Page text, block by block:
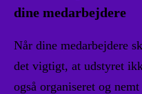
dine medarbejdere
Når dine medarbejdere
det vigtigt, at udstyret
også organiseret og